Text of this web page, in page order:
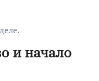
и начало